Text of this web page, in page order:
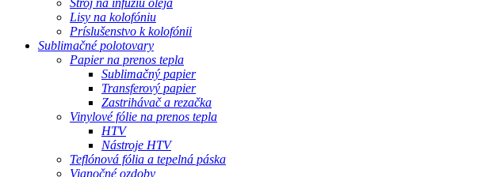
Stroj na infúziu oleja
Lisy na kolofóniu
Príslušenstvo k kolofónii
Sublimačné polotovary
Papier na prenos tepla
Sublimačný papier
Transferový papier
Zastrihávač a rezačka
Vinylové fólie na prenos tepla
HTV
Nástroje HTV
Teflónová fólia a tepelná páska
Vianočné ozdoby